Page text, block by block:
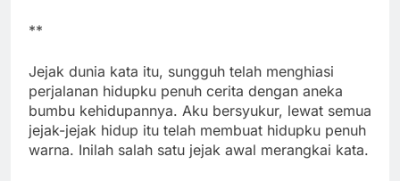
**
Jejak dunia kata itu, sungguh telah menghiasi
perjalanan hidupku penuh cerita dengan aneka
bumbu kehidupannya. Aku bersyukur, lewat semua
jejak-jejak hidup itu telah membuat hidupku penuh
warna. Inilah salah satu jejak awal merangkai kata.